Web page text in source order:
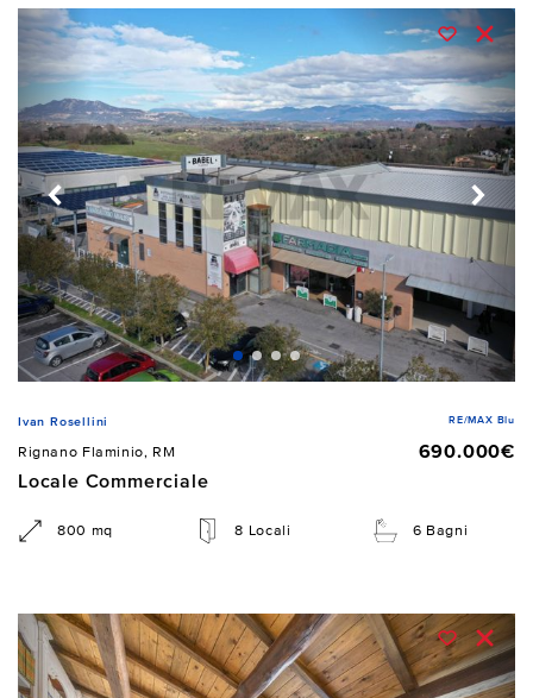
Ivan Rosellini RE/MAX Blu
Rignano Flaminio, RM
690.000€
Locale Commerciale
800 mq 8 Locali 6 Bagni